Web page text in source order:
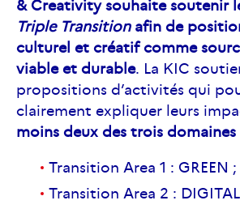
& Creativity souhaite soutenir
Triple Transitionafin de
culturel et créatif comme
viable et durable. La KIC
propositions d’activités qui
clairement expliquer leurs
moins deux des trois
Transition Area 1 : GREEN ;
Transition Area 2 :